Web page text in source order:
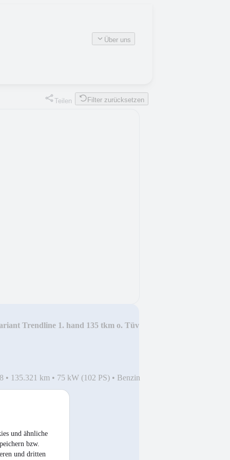
und ähnliche
bzw.
und dritten
Über uns
Teilen Filter zurücksetzen
Trendline 1. hand 135 tkm o. Tüv
• 135.321 km • 75 kW (102 PS) • Benzin